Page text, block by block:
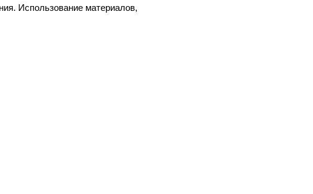
Использование материалов,